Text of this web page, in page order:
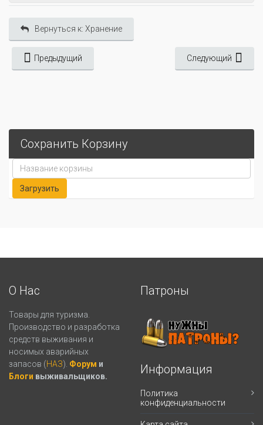
Вернуться к: Хранение
Предыдущий Следующий
Сохранить Корзину
О Нас
Товары для туризма.
Производство и разработка
средств выживания и
носимых аварийных
запасов (НАЗ). Форум и
Блоги выживальщиков.
Патроны
Информация
Политика
конфиденциальности